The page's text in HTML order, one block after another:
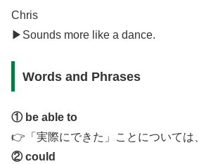
Chris
▶︎Sounds more like a dance.
Words and Phrases
① be able to
👉「実際にできた」ことについては
② could